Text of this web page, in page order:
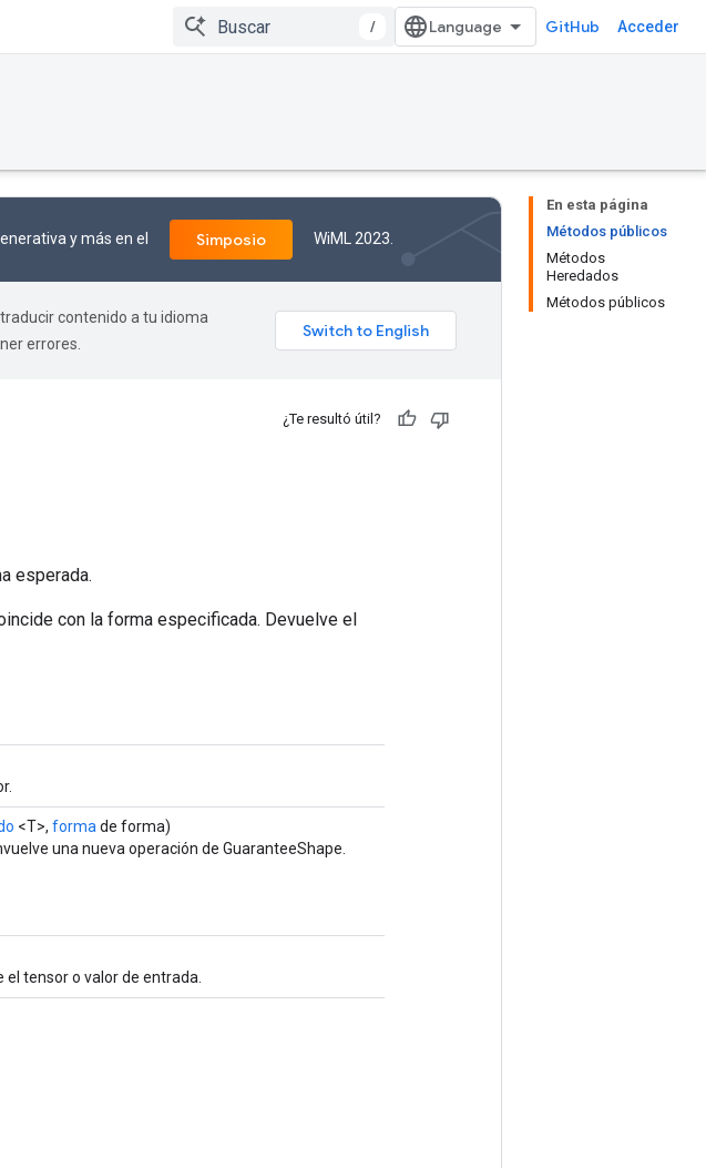
/ GitHub Acceder
En esta página
Métodos públicos
Métodos
Heredados
Métodos públicos
y más en el Simposio WiML 2023.
contenido a tu idioma
errores.
¿Te resultó útil?
esperada.
con la forma especificada. Devuelve el
<T>, forma de forma)
una nueva operación de GuaranteeShape.
tensor o valor de entrada.